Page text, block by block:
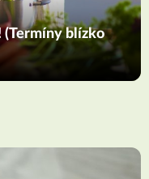
(Termíny blízko